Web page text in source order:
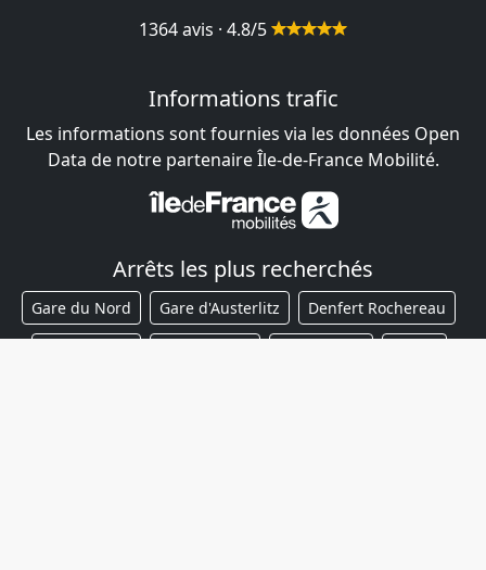
1364 avis · 4.8/5
Informations trafic
Les informations sont fournies via les données Open
Data de notre partenaire Île-de-France Mobilité.
Arrêts les plus recherchés
Gare du Nord Gare d'Austerlitz Denfert Rochereau